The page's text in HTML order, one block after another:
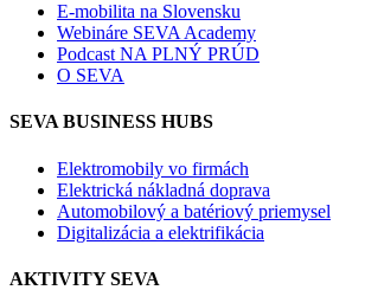
E-mobilita na Slovensku
Webináre SEVA Academy
Podcast NA PLNÝ PRÚD
O SEVA
SEVA BUSINESS HUBS
Elektromobily vo firmách
Elektrická nákladná doprava
Automobilový a batériový priemysel
Digitalizácia a elektrifikácia
AKTIVITY SEVA